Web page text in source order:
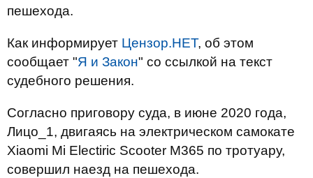
пешехода.
Как информирует Цензор.НЕТ, об этом
сообщает "Я и Закон" со ссылкой на текст
судебного решения.
Согласно приговору суда, в июне 2020 года,
Лицо_1, двигаясь на электрическом самокате
Хіаоmі Мі Electiric Scooter М365 по тротуару,
совершил наезд на пешехода.